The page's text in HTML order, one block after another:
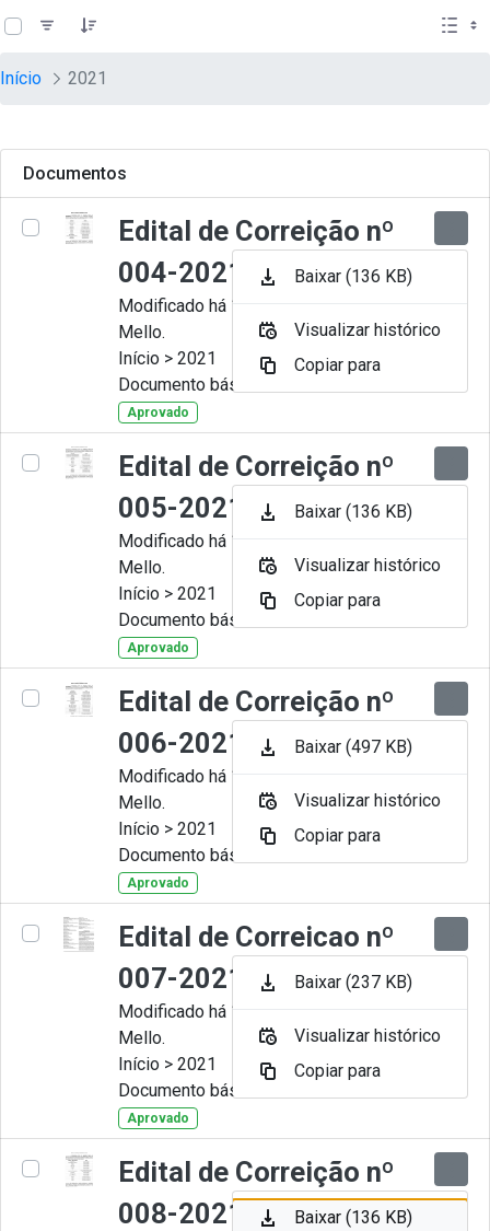
Pular para o Conteúdo principal
teste descricao
Início 2021
Documentos
Edital de Correição nº
004-2021
Modificado há 11 Meses por Artur
Mello.
Início > 2021
Documento básico
Aprovado
Edital de Correição nº
005-2021
Modificado há 11 Meses por Artur
Mello.
Início > 2021
Documento básico
Aprovado
Edital de Correição nº
006-2021
Modificado há 11 Meses por Artur
Mello.
Início > 2021
Documento básico
Aprovado
Edital de Correicao nº
007-2021
Modificado há 11 Meses por Artur
Mello.
Início > 2021
Documento básico
Aprovado
Edital de Correição nº
008-2021
Baixar (136 KB)
Visualizar histórico
Copiar para
Baixar (136 KB)
Visualizar histórico
Copiar para
Baixar (497 KB)
Visualizar histórico
Copiar para
Baixar (237 KB)
Visualizar histórico
Copiar para
Baixar (136 KB)